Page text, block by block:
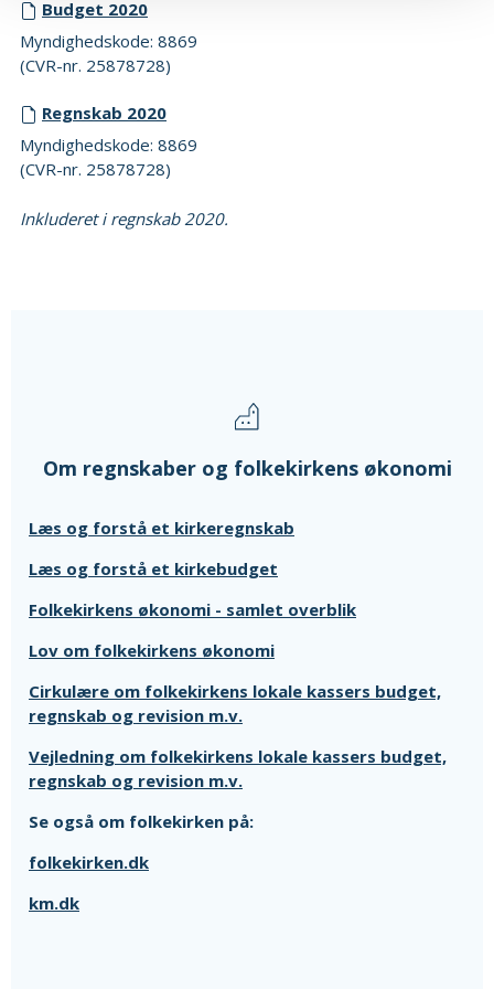
Budget 2020
Myndighedskode: 8869
(CVR-nr. 25878728)
Regnskab 2020
Myndighedskode: 8869
(CVR-nr. 25878728)
Inkluderet i regnskab 2020.
Om regnskaber og folkekirkens økonomi
Læs og forstå et kirkeregnskab
Læs og forstå et kirkebudget
Folkekirkens økonomi - samlet overblik
Lov om folkekirkens økonomi
Cirkulære om folkekirkens lokale kassers budget,
regnskab og revision m.v.
Vejledning om folkekirkens lokale kassers budget,
regnskab og revision m.v.
Se også om folkekirken på:
folkekirken.dk
km.dk